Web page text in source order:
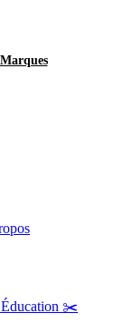
Marques
✂️